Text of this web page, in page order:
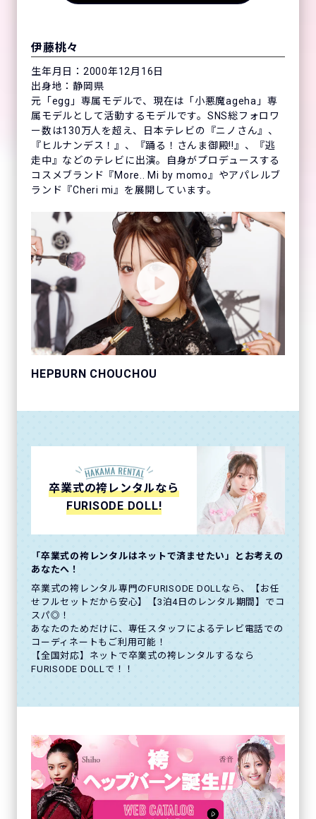
伊藤桃々
生年月日：2000年12月16日
出身地：静岡県
元「egg」専属モデルで、現在は「小悪魔ageha」専
属モデルとして活動するモデルです。SNS総フォロワ
ー数は130万人を超え、日本テレビの『ニノさん』、
『ヒルナンデス！』、『踊る！さんま御殿!!』、『逃
走中』などのテレビに出演。自身がプロデュースする
コスメブランド『More.. Mi by momo』やアパレルブ
ランド『Cheri mi』を展開しています。
HEPBURN CHOUCHOU
卒業式の袴レンタルなら
FURISODE DOLL!
「卒業式の袴レンタルはネットで済ませたい」とお考えの
あなたへ！
卒業式の袴レンタル専門のFURISODE DOLLなら、【お任
せフルセットだから安心】【3泊4日のレンタル期間】でコ
スパ◎！
あなたのためだけに、専任スタッフによるテレビ電話での
コーディネートもご利用可能！
【全国対応】ネットで卒業式の袴レンタルするなら
FURISODE DOLLで！！